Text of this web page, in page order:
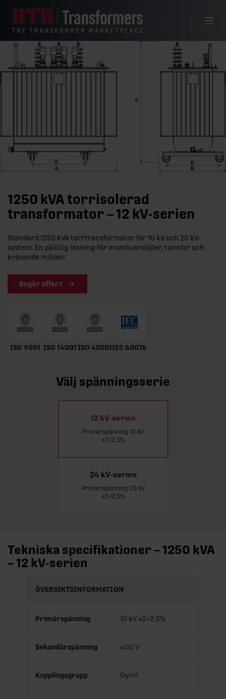
Meny
1250 kVA torrisolerad
transformator – 12 kV-serien
Standard 1250 kVA torrtransformator för 10 kV och 20 kV-
system. En pålitlig lösning för inomhusmiljöer, tunnlar och
krävande miljöer.
Begär offert
ISO 9001 ISO 14001 ISO 45001IEC 60076
Välj spänningsserie
12 kV-serien
Primärspänning 10 kV
±2×2,5%
24 kV-serien
Primärspänning 20 kV
±2×2,5%
Tekniska specifikationer – 1250 kVA
– 12 kV-serien
ÖVERSIKTSINFORMATION
Primärspänning 10 kV ±2×2,5%
Sekundärspänning 400 V
Kopplingsgrupp Dyn11